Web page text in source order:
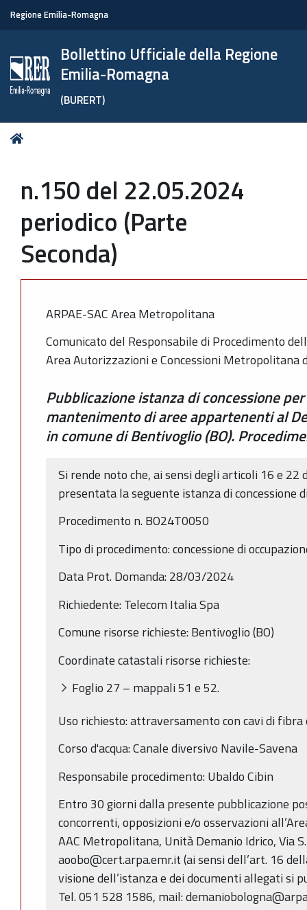
Regione Emilia-Romagna
Bollettino Ufficiale della Regione
Emilia-Romagna
(BURERT)
Tu
n.150 del 22.05.2024
periodico (Parte
Seconda)
ARPAE-SAC Area Metropolitana
Comunicato del Responsabile di Procedimento
Area Autorizzazioni e Concessioni Metropolitana
Pubblicazione istanza di concessione
mantenimento di aree appartenenti al
in comune di Bentivoglio (BO).
Si rende noto che, ai sensi degli articoli 16 e 22
presentata la seguente istanza di concessione
Procedimento n. BO24T0050
Tipo di procedimento: concessione di
Data Prot. Domanda: 28/03/2024
Richiedente: Telecom Italia Spa
Comune risorse richieste: Bentivoglio (BO)
Coordinate catastali risorse richieste:
Foglio 27 – mappali 51 e 52.
Uso richiesto: attraversamento con cavi di
Corso d'acqua: Canale diversivo Navile-Savena
Responsabile procedimento: Ubaldo Cibin
Entro 30 giorni dalla presente pubblicazione
concorrenti, opposizioni e/o osservazioni
AAC Metropolitana, Unità Demanio Idrico, Via
aoobo@cert.arpa.emr.it (ai sensi dell’art. 16
visione dell’istanza e dei documenti allegati si
Tel. 051 528 1586, mail: